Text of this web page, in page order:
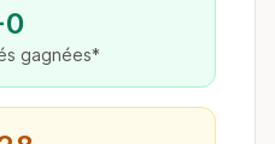
gagnées*